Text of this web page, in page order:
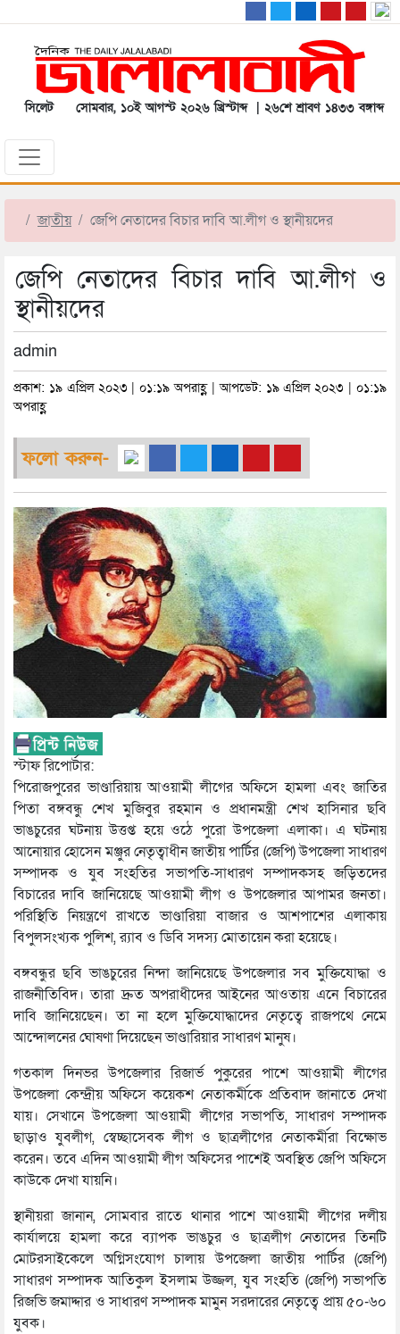
সিলেট সোমবার, ১০ই আগস্ট ২০২৬ খ্রিস্টাব্দ | ২৬শে শ্রাবণ ১৪৩৩ বঙ্গাব্দ
জাতীয় জেপি নেতাদের বিচার দাবি আ.লীগ ও স্থানীয়দের
জেপি নেতাদের বিচার দাবি আ.লীগ ও
স্থানীয়দের
admin
প্রকাশ: ১৯ এপ্রিল ২০২৩ | ০১:১৯ অপরাহ্ণ | আপডেট: ১৯ এপ্রিল ২০২৩ | ০১:১৯
অপরাহ্ণ
ফলো করুন-
স্টাফ রিপোর্টার:
পিরোজপুরের ভাণ্ডারিয়ায় আওয়ামী লীগের অফিসে হামলা এবং জাতির
পিতা বঙ্গবন্ধু শেখ মুজিবুর রহমান ও প্রধানমন্ত্রী শেখ হাসিনার ছবি
ভাঙচুরের ঘটনায় উত্তপ্ত হয়ে ওঠে পুরো উপজেলা এলাকা। এ ঘটনায়
আনোয়ার হোসেন মঞ্জুর নেতৃত্বাধীন জাতীয় পার্টির (জেপি) উপজেলা সাধারণ
সম্পাদক ও যুব সংহতির সভাপতি-সাধারণ সম্পাদকসহ জড়িতদের
বিচারের দাবি জানিয়েছে আওয়ামী লীগ ও উপজেলার আপামর জনতা।
পরিস্থিতি নিয়ন্ত্রণে রাখতে ভাণ্ডারিয়া বাজার ও আশপাশের এলাকায়
বিপুলসংখ্যক পুলিশ, র‌্যাব ও ডিবি সদস্য মোতায়েন করা হয়েছে।
বঙ্গবন্ধুর ছবি ভাঙচুরের নিন্দা জানিয়েছে উপজেলার সব মুক্তিযোদ্ধা ও
রাজনীতিবিদ। তারা দ্রুত অপরাধীদের আইনের আওতায় এনে বিচারের
দাবি জানিয়েছেন। তা না হলে মুক্তিযোদ্ধাদের নেতৃত্বে রাজপথে নেমে
আন্দোলনের ঘোষণা দিয়েছেন ভাণ্ডারিয়ার সাধারণ মানুষ।
গতকাল দিনভর উপজেলার রিজার্ভ পুকুরের পাশে আওয়ামী লীগের
উপজেলা কেন্দ্রীয় অফিসে কয়েকশ নেতাকর্মীকে প্রতিবাদ জানাতে দেখা
যায়। সেখানে উপজেলা আওয়ামী লীগের সভাপতি, সাধারণ সম্পাদক
ছাড়াও যুবলীগ, স্বেচ্ছাসেবক লীগ ও ছাত্রলীগের নেতাকর্মীরা বিক্ষোভ
করেন। তবে এদিন আওয়ামী লীগ অফিসের পাশেই অবস্থিত জেপি অফিসে
কাউকে দেখা যায়নি।
স্থানীয়রা জানান, সোমবার রাতে থানার পাশে আওয়ামী লীগের দলীয়
কার্যালয়ে হামলা করে ব্যাপক ভাঙচুর ও ছাত্রলীগ নেতাদের তিনটি
মোটরসাইকেলে অগ্নিসংযোগ চালায় উপজেলা জাতীয় পার্টির (জেপি)
সাধারণ সম্পাদক আতিকুল ইসলাম উজ্জল, যুব সংহতি (জেপি) সভাপতি
রিজভি জমাদ্দার ও সাধারণ সম্পাদক মামুন সরদারের নেতৃত্বে প্রায় ৫০-৬০
যুবক।